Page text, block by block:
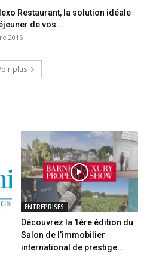
Restaurant, la solution idéale
de vos...
2016
plus
ENTREPRISES
Découvrez la 1ère édition du
Salon de l’immobilier
international de prestige...